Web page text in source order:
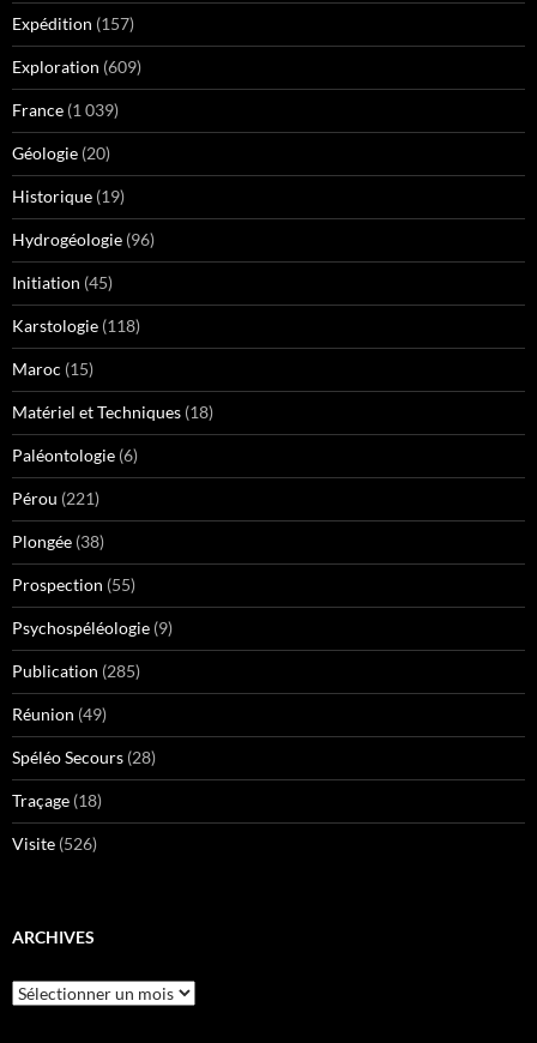
Expédition (157)
Exploration (609)
France (1 039)
Géologie (20)
Historique (19)
Hydrogéologie (96)
Initiation (45)
Karstologie (118)
Maroc (15)
Matériel et Techniques (18)
Paléontologie (6)
Pérou (221)
Plongée (38)
Prospection (55)
Psychospéléologie (9)
Publication (285)
Réunion (49)
Spéléo Secours (28)
Traçage (18)
Visite (526)
ARCHIVES
Archives